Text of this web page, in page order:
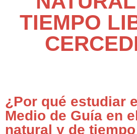
TIEMPO
¿Por qué estudiar
Medio de Guía en
natural y de